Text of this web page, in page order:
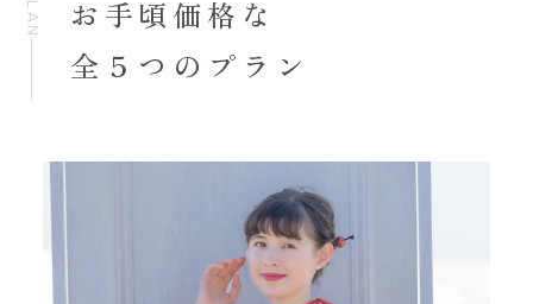
PLAN
お手頃価格な
全５つのプラン